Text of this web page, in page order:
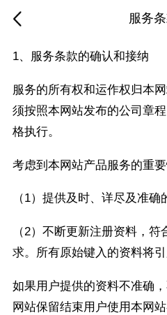
服务
1、服务条款的确认和接纳
服务的所有权和运作权归本
须按照本网站发布的公司章
格执行。
考虑到本网站产品服务的重
（1）提供及时、详尽及准确
（2）不断更新注册资料，
求。所有原始键入的资料将引
如果用户提供的资料不准确
网站保留结束用户使用本网